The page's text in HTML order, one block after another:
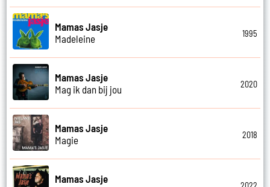
Mamas Jasje
Madeleine
1995
Mamas Jasje
Mag ik dan bij jou
2020
Mamas Jasje
Magie
2018
Mamas Jasje